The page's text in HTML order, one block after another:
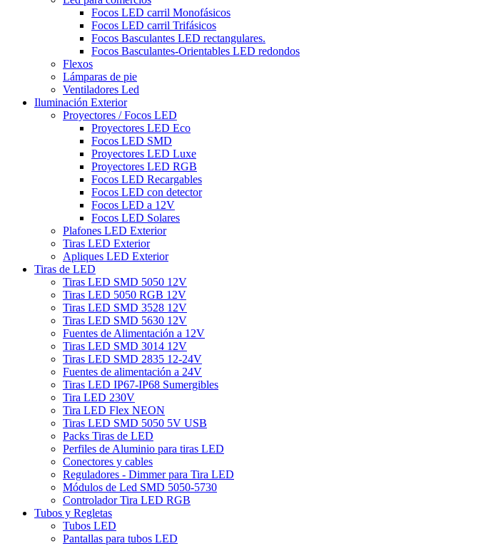
Focos LED carril Monofásicos
Focos LED carril Trifásicos
Focos Basculantes LED rectangulares.
Focos Basculantes-Orientables LED redondos
Flexos
Lámparas de pie
Ventiladores Led
Iluminación Exterior
Proyectores / Focos LED
Proyectores LED Eco
Focos LED SMD
Proyectores LED Luxe
Proyectores LED RGB
Focos LED Recargables
Focos LED con detector
Focos LED a 12V
Focos LED Solares
Plafones LED Exterior
Tiras LED Exterior
Apliques LED Exterior
Tiras de LED
Tiras LED SMD 5050 12V
Tiras LED 5050 RGB 12V
Tiras LED SMD 3528 12V
Tiras LED SMD 5630 12V
Fuentes de Alimentación a 12V
Tiras LED SMD 3014 12V
Tiras LED SMD 2835 12-24V
Fuentes de alimentación a 24V
Tiras LED IP67-IP68 Sumergibles
Tira LED 230V
Tira LED Flex NEON
Tiras LED SMD 5050 5V USB
Packs Tiras de LED
Perfiles de Aluminio para tiras LED
Conectores y cables
Reguladores - Dimmer para Tira LED
Módulos de Led SMD 5050-5730
Controlador Tira LED RGB
Tubos y Regletas
Tubos LED
Pantallas para tubos LED